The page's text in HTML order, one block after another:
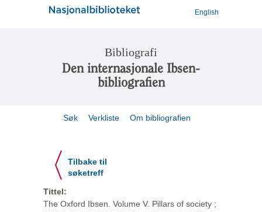
English
Bibliografi
Den internasjonale Ibsen-
bibliografien
Søk Verkliste Om bibliografien
Tilbake til
søketreff
Tittel:
The Oxford Ibsen. Volume V. Pillars of society ;